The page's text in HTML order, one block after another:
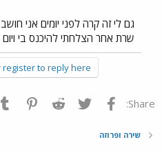
גם לי זה קרה לפני יומים אני
שרת אחר הצלחתי להיכנס בי
to reply here.
Share: פייסבוק Twitter
Reddit
שירה ופרוזה